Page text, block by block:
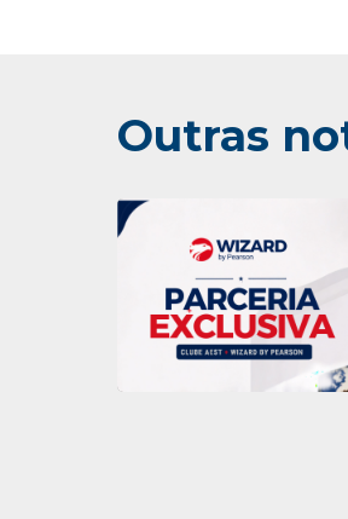
Outras